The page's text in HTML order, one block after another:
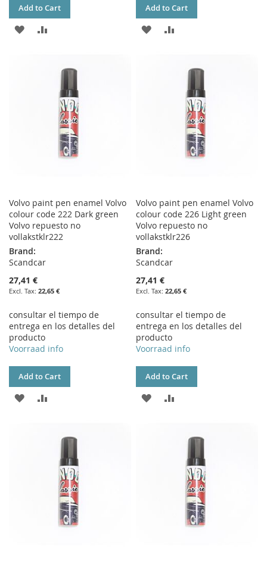
Add to Cart
ADD
COMPARE
Add to Cart
ADD
COMPARE
Volvo paint pen enamel Volvo
colour code 222 Dark green
Volvo repuesto no
vollakstklr222
Brand:
Scandcar
27,41 €
22,65 €
consultar el tiempo de
entrega en los detalles del
producto
Voorraad info
Add to Cart
ADD
COMPARE
Volvo paint pen enamel Volvo
colour code 226 Light green
Volvo repuesto no
vollakstklr226
Brand:
Scandcar
27,41 €
22,65 €
consultar el tiempo de
entrega en los detalles del
producto
Voorraad info
Add to Cart
ADD
COMPARE